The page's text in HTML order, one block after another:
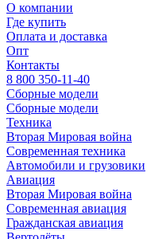
О компании
Где купить
Оплата и доставка
Опт
Контакты
8 800 350-11-40
Сборные модели
Сборные модели
Техника
Вторая Мировая война
Современная техника
Автомобили и грузовики
Авиация
Вторая Мировая война
Современная авиация
Гражданская авиация